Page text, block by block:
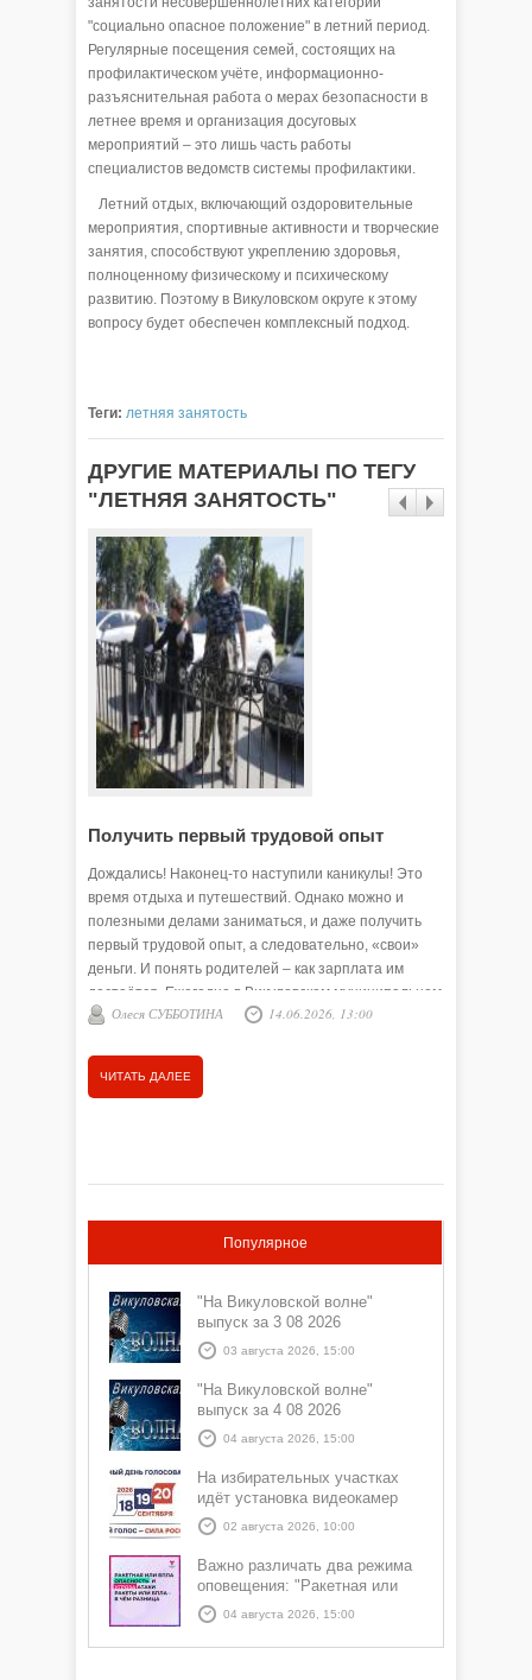
"социально опасное положение" в летний период.
Регулярные посещения семей, состоящих на
профилактическом учёте, информационно-
разъяснительная работа о мерах безопасности в
летнее время и организация досуговых
мероприятий – это лишь часть работы
специалистов ведомств системы профилактики.
Летний отдых, включающий оздоровительные
мероприятия, спортивные активности и творческие
занятия, способствуют укреплению здоровья,
полноценному физическому и психическому
развитию. Поэтому в Викуловском округе к этому
вопросу будет обеспечен комплексный подход.
Теги: летняя занятость
ДРУГИЕ МАТЕРИАЛЫ ПО ТЕГУ
"ЛЕТНЯЯ ЗАНЯТОСТЬ"
Получить первый трудовой опыт
Дождались! Наконец-то наступили каникулы! Это
время отдыха и путешествий. Однако можно и
полезными делами заниматься, и даже получить
первый трудовой опыт, а следовательно, «свои»
деньги. И понять родителей – как зарплата им
достаётся. Ежегодно в Викуловском муниципальном
округе идёт работа по временному трудоустройству
Олеся СУББОТИНА 14.06.2026, 13:00
ЧИТАТЬ ДАЛЕЕ
Популярное
"На Викуловской волне"
выпуск за 3 08 2026
03 августа 2026, 15:00
"На Викуловской волне"
выпуск за 4 08 2026
04 августа 2026, 15:00
На избирательных участках
идёт установка видеокамер
02 августа 2026, 10:00
Важно различать два режима
оповещения: "Ракетная или
БПЛА опасность" и "Угроза
атаки ракеты или БПЛА"
04 августа 2026, 15:00